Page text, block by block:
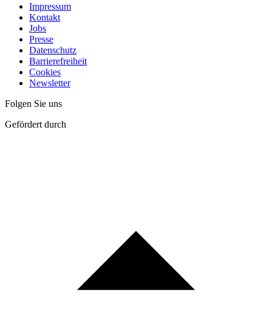
Impressum
Kontakt
Jobs
Presse
Datenschutz
Barrierefreiheit
Cookies
Newsletter
Folgen Sie uns
Gefördert durch